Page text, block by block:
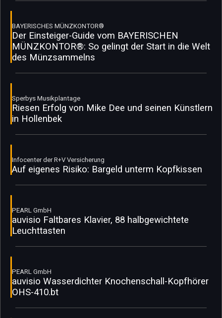
BAYERISCHES MÜNZKONTOR®
Der Einsteiger-Guide vom BAYERISCHEN
MÜNZKONTOR®: So gelingt der Start in die Welt
des Münzsammelns
Sperbys Musikplantage
Riesen Erfolg von Mike Dee und seinen Künstlern
in Hollenbek
Infocenter der R+V Versicherung
Auf eigenes Risiko: Bargeld unterm Kopfkissen
PEARL GmbH
auvisio Faltbares Klavier, 88 halbgewichtete
Leuchttasten
PEARL GmbH
auvisio Wasserdichter Knochenschall-Kopfhörer
OHS-410.bt